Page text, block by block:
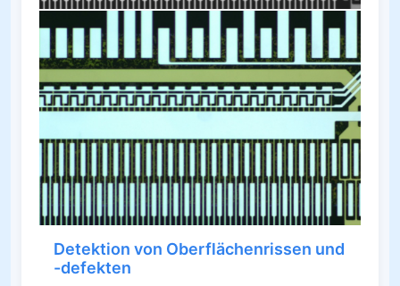
Detektion von Oberflächenrissen und
-defekten